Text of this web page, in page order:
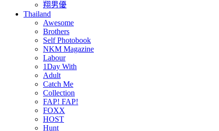
翔男優
Thailand
Awesome
Brothers
Self Photobook
NKM Magazine
Labour
1Day With
Adult
Catch Me
Collection
FAP! FAP!
FOXX
HOST
Hunt